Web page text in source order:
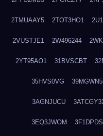
2TMUAAY5 2TOT3HO1
2VUSTJE1 2W496244
2YT95AO1 31BVSCBT
35HVS0VG
3AGNJUCU
3EQ3JWOM